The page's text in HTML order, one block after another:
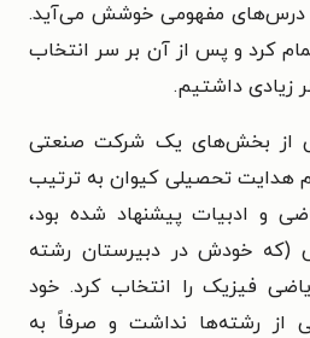
مفهومی خوشش می‌آید.
اول را با معدل ۱۷ تمام کرد و پس از آن بر سر انتخاب
زیادی داشتیم.
از بخش‌های یک شرکت صنعتی
هدایت تحصیلی کیوان به ترتیب
و ادبیات پیشنهاد شده بود،
(که خودش در دبیرستان رشته
فیزیک را انتخاب کرد. خود
از رشته‌ها نداشت و صرفاً به